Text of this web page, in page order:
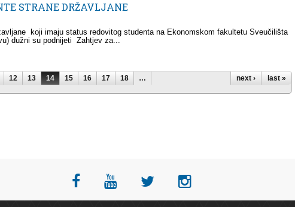
STRANE DRŽAVLJANE
koji imaju status redovitog studenta na Ekonomskom fakultetu Sveučilišta
dužni su podnijeti Zahtjev za...
12 13 14 15 16 17 18 … next › last »